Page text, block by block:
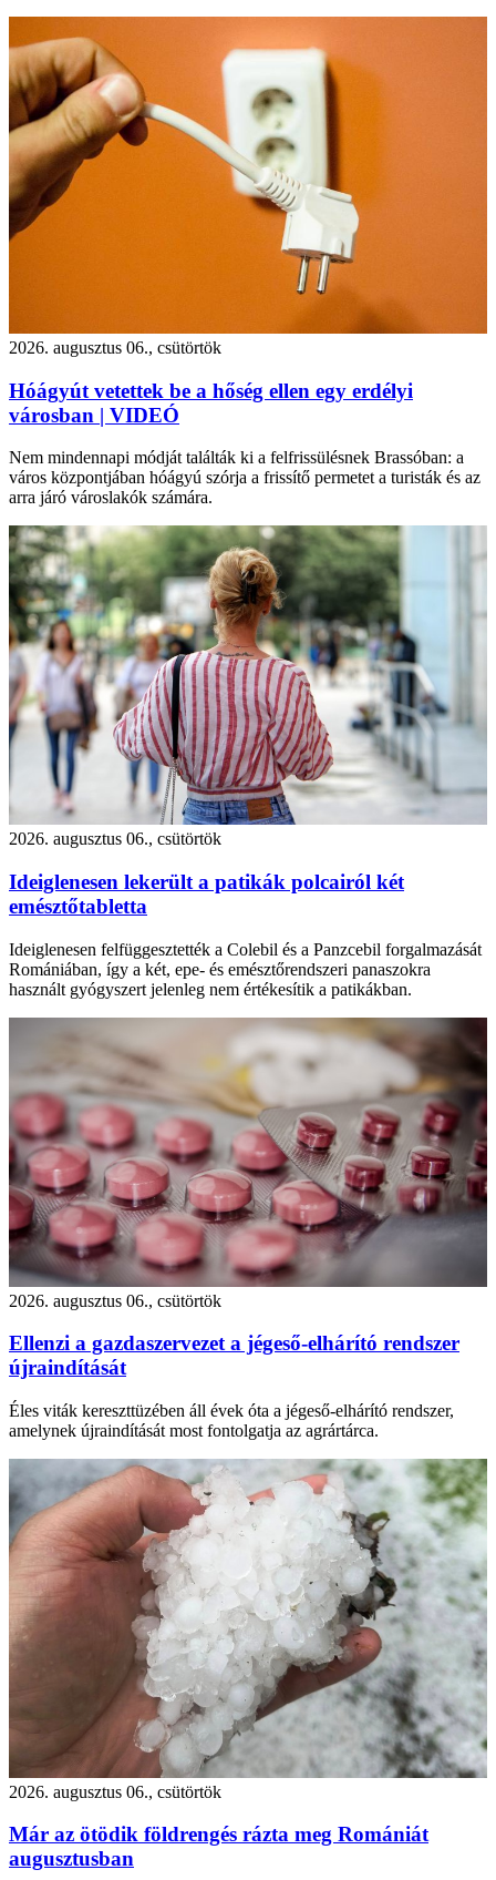
2026. augusztus 06., csütörtök
Hóágyút vetettek be a hőség ellen egy erdélyi
városban | VIDEÓ
Nem mindennapi módját találták ki a felfrissülésnek Brassóban: a
város központjában hóágyú szórja a frissítő permetet a turisták és az
arra járó városlakók számára.
2026. augusztus 06., csütörtök
Ideiglenesen lekerült a patikák polcairól két
emésztőtabletta
Ideiglenesen felfüggesztették a Colebil és a Panzcebil forgalmazását
Romániában, így a két, epe- és emésztőrendszeri panaszokra
használt gyógyszert jelenleg nem értékesítik a patikákban.
2026. augusztus 06., csütörtök
Ellenzi a gazdaszervezet a jégeső-elhárító rendszer
újraindítását
Éles viták kereszttüzében áll évek óta a jégeső-elhárító rendszer,
amelynek újraindítását most fontolgatja az agrártárca.
2026. augusztus 06., csütörtök
Már az ötödik földrengés rázta meg Romániát
augusztusban